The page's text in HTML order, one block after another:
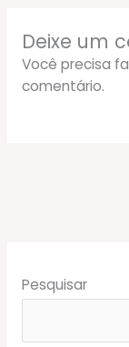
Deixe um
Você precisa
comentário.
Pesquisar